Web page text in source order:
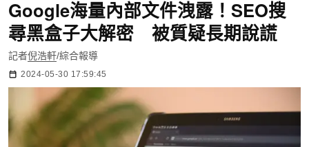
Google海量內部文件洩露！SEO搜
尋黑盒子大解密 被質疑長期說謊
記者倪浩軒/綜合報導
2024-05-30 17:59:45